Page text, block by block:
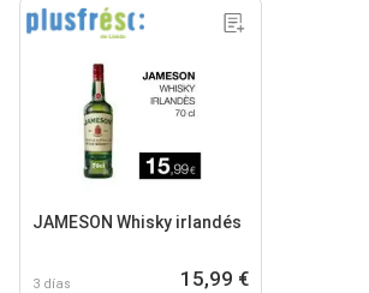
JAMESON Whisky irlandés
3 días 15,99 €